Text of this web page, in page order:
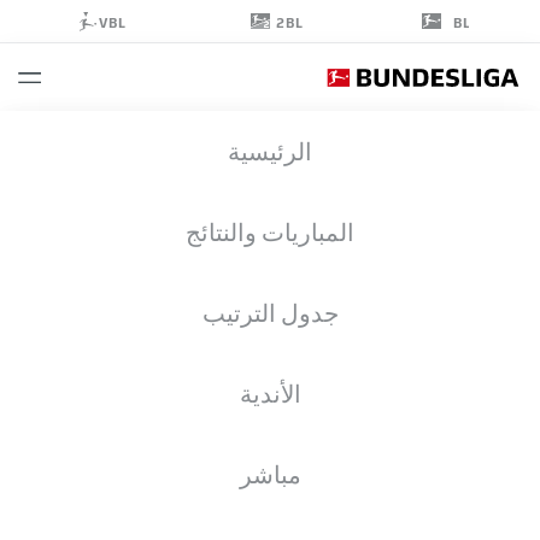
BL
2BL
VBL
الرئيسية
المباريات والنتائج
جدول الترتيب
الأندية
مباشر